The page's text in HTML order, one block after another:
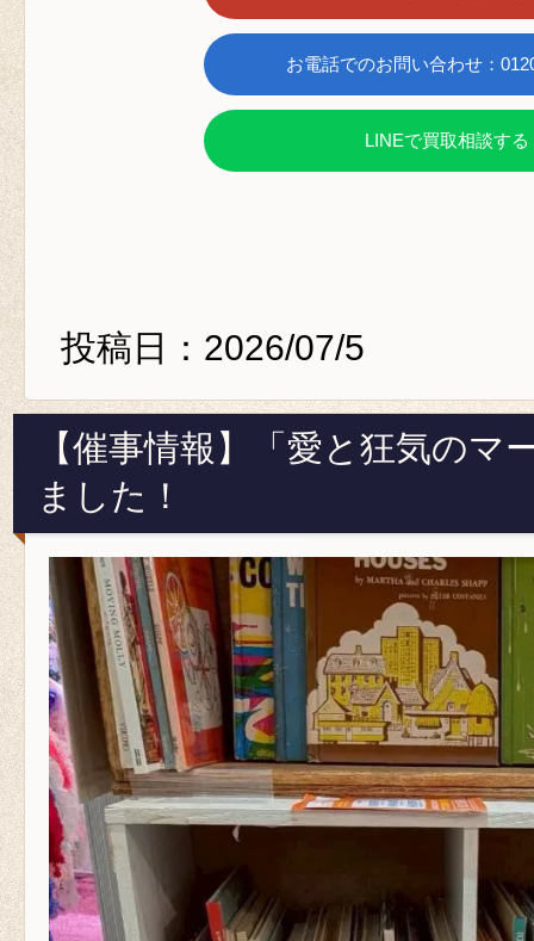
お電話でのお問い合わせ：
LINEで買取相談する
投稿日：2026/07/5
【催事情報】「愛と狂気のマ
ました！